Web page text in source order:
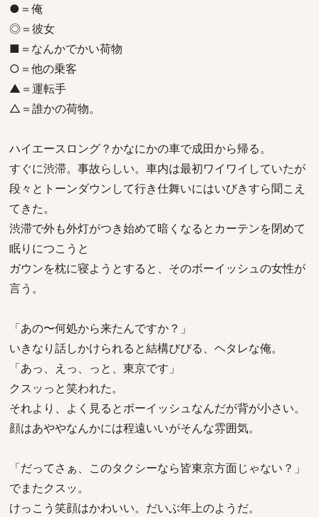
●＝俺
◎＝彼女
■＝なんかでかい荷物
○＝他の乗客
▲＝運転手
△＝誰かの荷物。
ハイエースロング？かなにかの車で成田から帰る。
すぐに渋滞。事故らしい。車内は最初ワイワイしていたが
段々とトーンダウンして行き仕舞いにはいびきすら聞こえ
てきた。
渋滞で外も外灯がつき始めて暗くなるとカーテンを閉めて
眠りにつこうと
ガウンを枕に寝ようとすると、そのボーイッシュの女性が
言う。
「あの〜何処から来たんですか？」
いきなり話しかけられると結構びびる、ヘタレな俺。
「あっ、えっ、っと、東京です」
クスッっと笑われた。
それより、よく見るとボーイッシュなんだが背が小さい。
顔はあややなんかには程遠いいがそんな雰囲気。
「だってさぁ、このタクシーなら皆東京方面じゃない？」
でまたクスッ。
けっこう笑顔はかわいい。だいぶ年上のようだ。